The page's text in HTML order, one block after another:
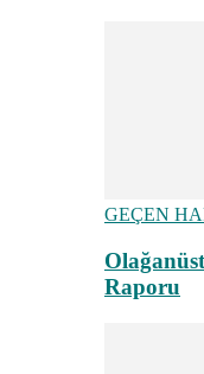
GEÇEN
Raporu